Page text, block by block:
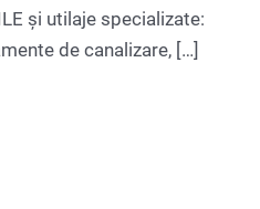
și utilaje specializate:
de canalizare, […]